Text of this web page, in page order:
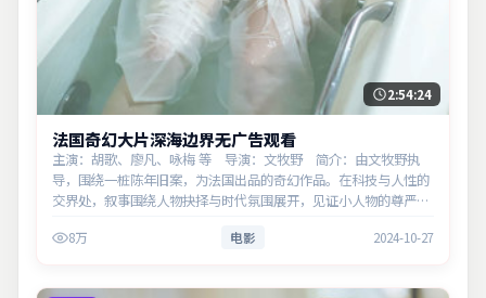
2:54:24
法国奇幻大片深海边界无广告观看
主演：胡歌、廖凡、咏梅 等 导演：文牧野 简介：由文牧野执
导，围绕一桩陈年旧案，为法国出品的奇幻作品。在科技与人性的
交界处，叙事围绕人物抉择与时代氛围展开，见证小人物的尊严突
8万 电影 2024-10-27